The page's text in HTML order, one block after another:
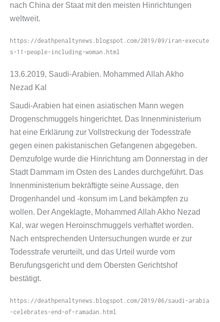
nach China der Staat mit den meisten Hinrichtungen
weltweit.
https://​deathpenaltynews​.blogspot​.com/​2​0​1​9​/​0​9​/​i​r​a​n​-​e​x​e​c​u​t​e​
s​-​1​1​-​p​e​o​p​l​e​-​i​n​c​l​u​d​i​n​g​-​w​o​m​a​n​.​h​tml
13.6.2019, Saudi-​Arabien. Mohammed Allah Akho
Nezad Kal
Saudi-​Arabien hat einen asiatischen Mann wegen
Drogenschmuggels hingerichtet. Das Innenministerium
hat eine Erklärung zur Vollstreckung der Todesstrafe
gegen einen pakistanischen Gefangenen abgegeben.
Demzufolge wurde die Hinrichtung am Donnerstag in der
Stadt Dammam im Osten des Landes durchgeführt. Das
Innenministerium bekräftigte seine Aussage, den
Drogenhandel und ‑konsum im Land bekämpfen zu
wollen. Der Angeklagte, Mohammed Allah Akho Nezad
Kal, war wegen Heroinschmuggels verhaftet worden.
Nach entsprechenden Untersuchungen wurde er zur
Todesstrafe verurteilt, und das Urteil wurde vom
Berufungsgericht und dem Obersten Gerichtshof
bestätigt.
https://​deathpenaltynews​.blogspot​.com/​2​0​1​9​/​0​6​/​s​a​u​d​i​-​a​r​a​b​i​a​
-​c​e​l​e​b​r​a​t​e​s​-​e​n​d​-​o​f​-​r​a​m​a​d​a​n​.​h​tml